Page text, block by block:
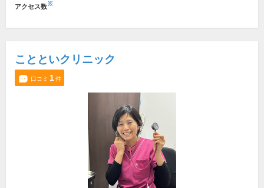
アクセス数※
ことといクリニック
口コミ 1件